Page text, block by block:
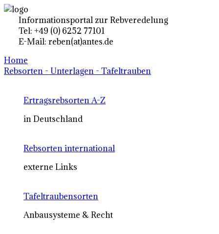
Informationsportal zur Rebveredelung
Tel: +49 (0) 6252 77101
E-Mail: reben(at)antes.de
Home
Rebsorten - Unterlagen - Tafeltrauben
Ertragsrebsorten A-Z
in Deutschland
Rebsorten international
externe Links
Tafeltraubensorten
Anbausysteme & Recht